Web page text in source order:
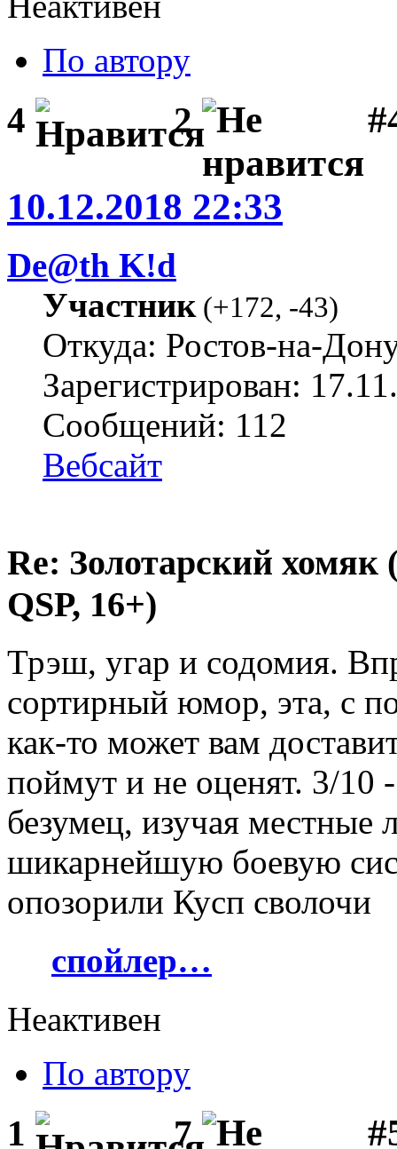
По автору
4 2
10.12.2018 22:33
De@th K!d
Участник(+172, -43)
Откуда: Ростов-на-
Зарегистрирован:
Сообщений: 112
Вебсайт
Re: Золотарский
QSP, 16+)
Трэш, угар и содомия.
сортирный юмор, эта, с
как-то может вам
поймут и не оценят. 3/10
безумец, изучая местные
шикарнейшую боевую
опозорили Кусп сволочи
спойлер…
Неактивен
По автору
1 7